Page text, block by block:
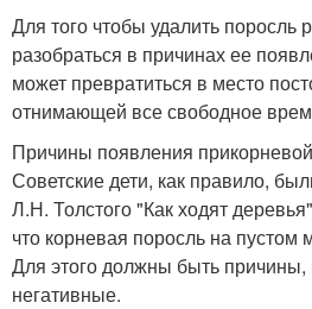
Для того чтобы удалить поросль
разобраться в причинах ее
может превратиться в место
отнимающей все свободное
Причины появления
Советские дети, как правило,
Л.Н. Толстого "Как ходят
что корневая поросль на пустом
Для этого должны быть причины,
негативные.